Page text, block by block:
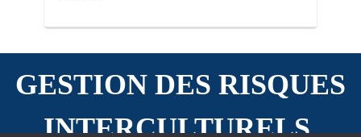
GESTION DES RISQUES
INTERCULTURELS